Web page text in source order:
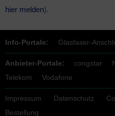
hier melden).
Info-Portale: Glasfaser-
Anbieter-Portale: congstar
Telekom
Vodafone
Impressum Datenschutz
Bestellung